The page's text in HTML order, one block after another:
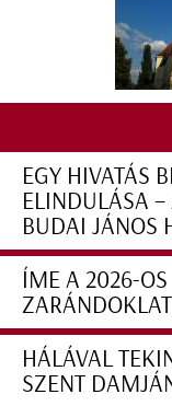
EGY HIVATÁS
ELINDULÁSA –
BUDAI JÁNOS
ÍME A 2026-OS
HÁLÁVAL
SZENT